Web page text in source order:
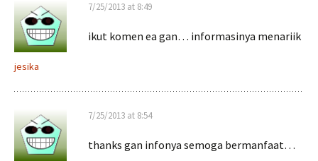
jesika
7/25/2013 at 8:49
ikut komen ea gan… informasinya menariik
7/25/2013 at 8:54
thanks gan infonya semoga bermanfaat…